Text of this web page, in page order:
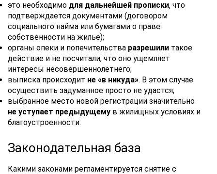
это необходимо для дальнейшей прописки, что
подтверждается документами (договором
социального найма или бумагами о праве
собственности на жилье);
органы опеки и попечительства разрешили такое
действие и не посчитали, что оно ущемляет
интересы несовершеннолетнего;
выписка происходит не «в никуда». В этом случае
осуществить задуманное просто не удастся;
выбранное место новой регистрации значительно
не уступает предыдущему в жилищных условиях и
благоустроенности.
Законодательная база
Какими законами регламентируется снятие с